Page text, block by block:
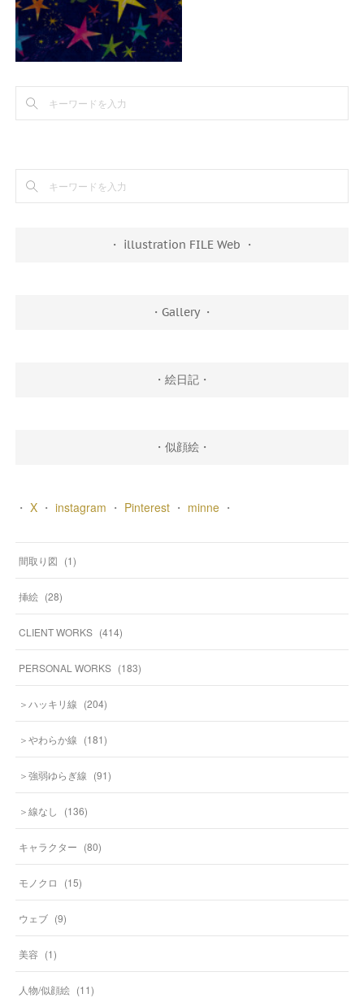
・ illustration FILE Web ・
・Gallery ・
・絵日記・
・似顔絵・
・ X・ instagram ・ Pinterest・ minne・
間取り図 (1)
挿絵 (28)
CLIENT WORKS (414)
PERSONAL WORKS (183)
＞ハッキリ線 (204)
＞やわらか線 (181)
＞強弱ゆらぎ線 (91)
＞線なし (136)
キャラクター (80)
モノクロ (15)
ウェブ (9)
美容 (1)
人物/似顔絵 (11)